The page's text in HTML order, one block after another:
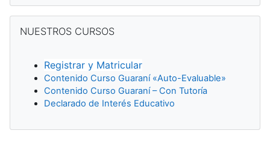
NUESTROS CURSOS
Registrar y Matricular
Contenido Curso Guaraní «Auto-Evaluable»
Contenido Curso Guaraní – Con Tutoría
Declarado de Interés Educativo